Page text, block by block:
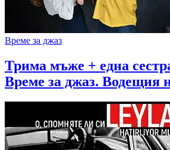
Време за джаз
Трима мъже + една
Време за джаз. Водещия